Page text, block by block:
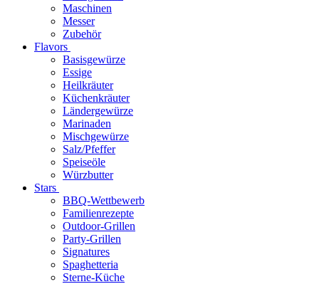
Maschinen
Messer
Zubehör
Flavors
Basisgewürze
Essige
Heilkräuter
Küchenkräuter
Ländergewürze
Marinaden
Mischgewürze
Salz/Pfeffer
Speiseöle
Würzbutter
Stars
BBQ-Wettbewerb
Familienrezepte
Outdoor-Grillen
Party-Grillen
Signatures
Spaghetteria
Sterne-Küche